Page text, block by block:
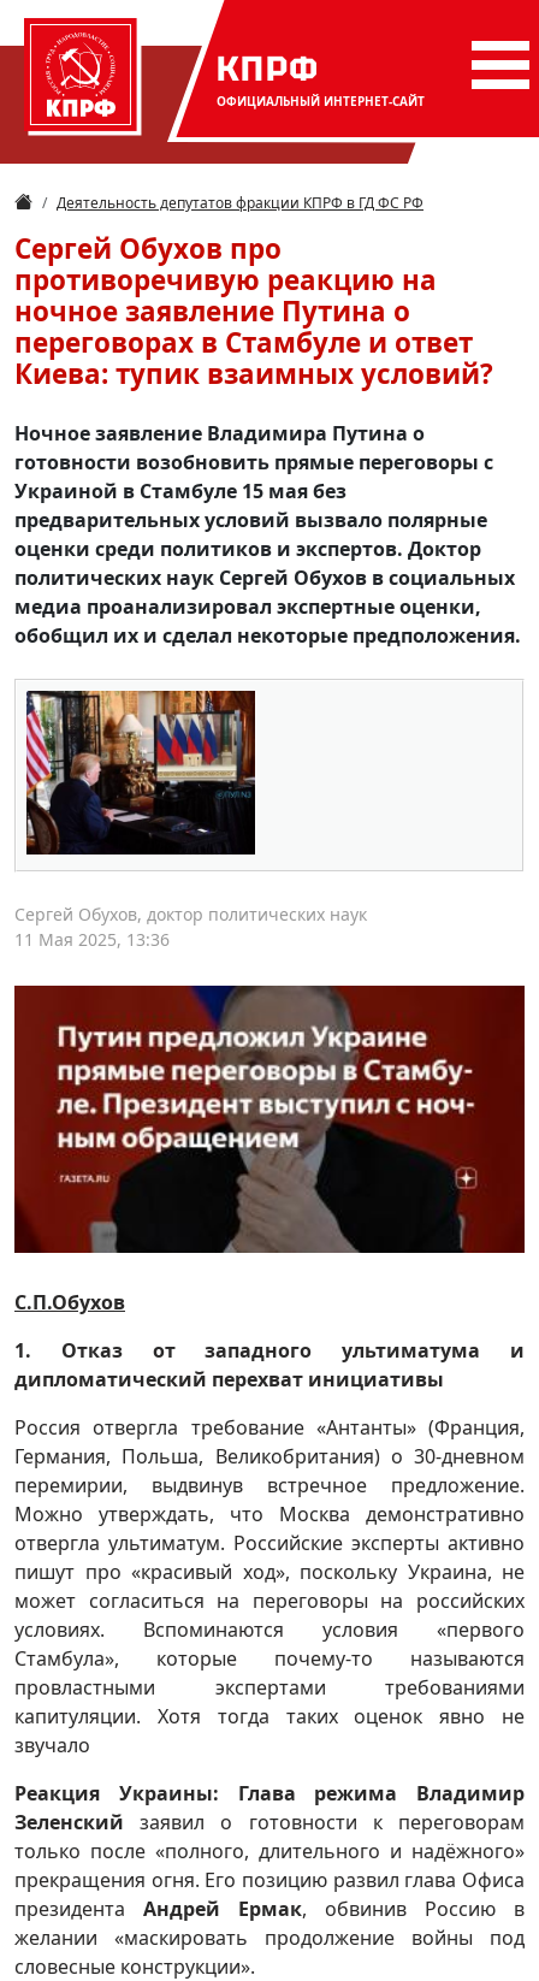
КПРФ
ОФИЦИАЛЬНЫЙ ИНТЕРНЕТ-САЙТ
Деятельность депутатов фракции КПРФ в ГД ФС РФ
Сергей Обухов про
противоречивую реакцию на
ночное заявление Путина о
переговорах в Стамбуле и ответ
Киева: тупик взаимных условий?
Ночное заявление Владимира Путина о
готовности возобновить прямые переговоры с
Украиной в Стамбуле 15 мая без
предварительных условий вызвало полярные
оценки среди политиков и экспертов. Доктор
политических наук Сергей Обухов в социальных
медиа проанализировал экспертные оценки,
обобщил их и сделал некоторые предположения.
Сергей Обухов, доктор политических наук
11 Мая 2025, 13:36
С.П.Обухов
1. Отказ от западного ультиматума и
дипломатический перехват инициативы
Россия отвергла требование «Антанты» (Франция,
Германия, Польша, Великобритания) о 30-дневном
перемирии, выдвинув встречное предложение.
Можно утверждать, что Москва демонстративно
отвергла ультиматум. Российские эксперты активно
пишут про «красивый ход», поскольку Украина, не
может согласиться на переговоры на российских
условиях. Вспоминаются условия «первого
Стамбула», которые почему-то называются
провластными экспертами требованиями
капитуляции. Хотя тогда таких оценок явно не
звучало
Реакция Украины: Глава режима Владимир
Зеленский заявил о готовности к переговорам
только после «полного, длительного и надёжного»
прекращения огня. Его позицию развил глава Офиса
президента Андрей Ермак, обвинив Россию в
желании «маскировать продолжение войны под
словесные конструкции».